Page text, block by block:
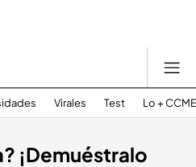
Virales Test Lo + CCME
¡Demuéstralo